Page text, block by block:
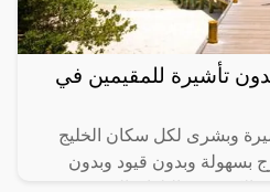
تأشيرة للمقيمين في
وبشرى لكل سكان الخليج
بسهولة وبدون قيود وبدون